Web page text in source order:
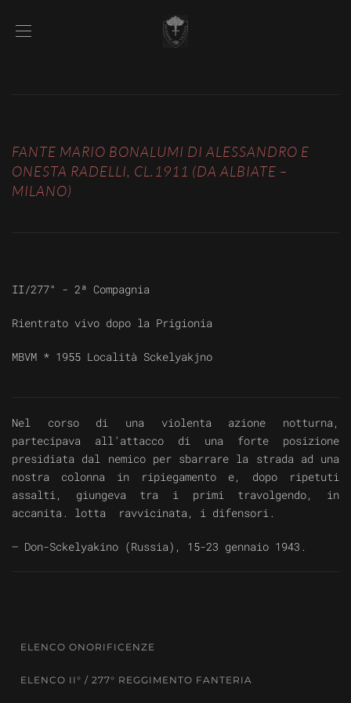
FANTE MARIO BONALUMI DI ALESSANDRO E
ONESTA RADELLI, CL.1911 (DA ALBIATE –
MILANO)
II/277° - 2ª Compagnia
Rientrato vivo dopo la Prigionia
MBVM * 1955 Località Sckelyakjno
Nel corso di una violenta azione notturna,
partecipava all’attacco di una forte posizione
presidiata dal nemico per sbarrare la strada ad una
nostra colonna in ripiegamento e, dopo ripetuti
assalti, giungeva tra i primi travolgendo, in
accanita. lotta ravvicinata, i difensori.
— Don-Sckelyakino (Russia), 15-23 gennaio 1943.
ELENCO ONORIFICENZE
ELENCO II° / 277° REGGIMENTO FANTERIA